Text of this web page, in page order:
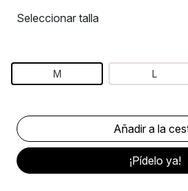
Seleccionar talla
M L
¡Pídelo ya!